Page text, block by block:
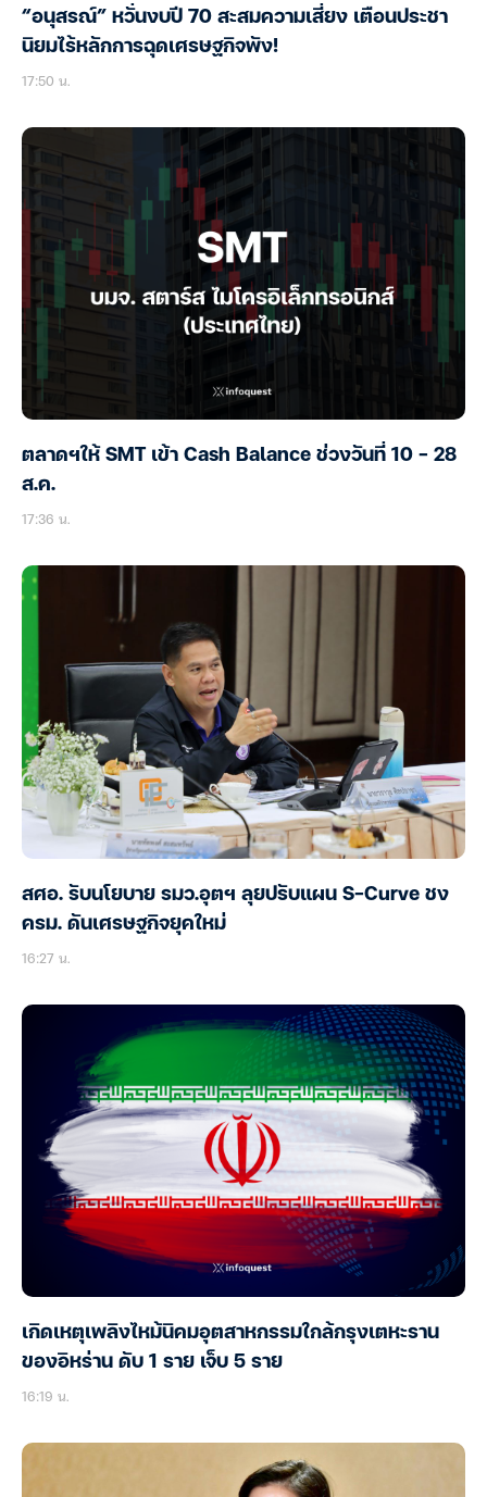
“อนุสรณ์” หวั่นงบปี 70 สะสมความเสี่ยง เตือนประชา
นิยมไร้หลักการฉุดเศรษฐกิจพัง!
17:50 น.
ตลาดฯให้ SMT เข้า Cash Balance ช่วงวันที่ 10 – 28
ส.ค.
17:36 น.
สศอ. รับนโยบาย รมว.อุตฯ ลุยปรับแผน S-Curve ชง
ครม. ดันเศรษฐกิจยุคใหม่
16:27 น.
เกิดเหตุเพลิงไหม้นิคมอุตสาหกรรมใกล้กรุงเตหะราน
ของอิหร่าน ดับ 1 ราย เจ็บ 5 ราย
16:19 น.